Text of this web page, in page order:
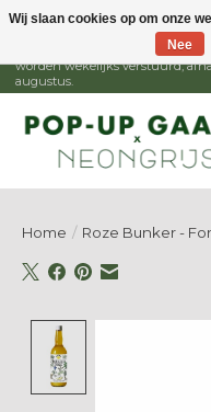
1 - 15 augustus is de winkel
worden wekelijks verstuurd,
augustus.
Home / Roze Bunker -
Wij slaan cookies op om onze
Nee